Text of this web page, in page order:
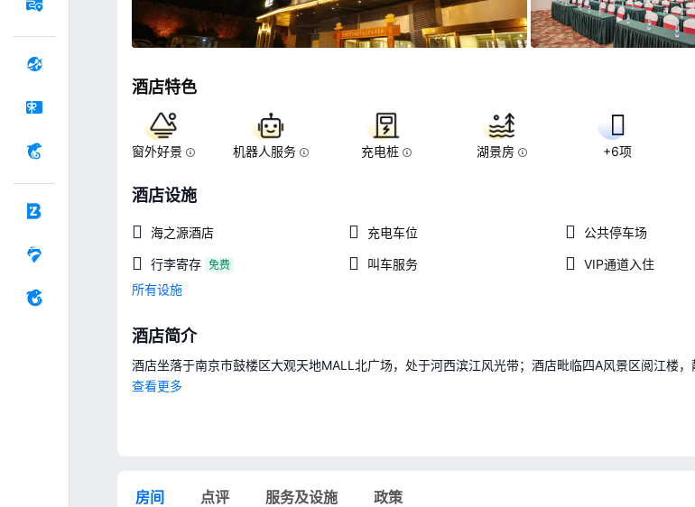
酒店特色
窗外好景 机器人服务 充电桩 湖景房 +6项
酒店设施
海之源酒店 充电车位 公共停车场
行李寄存 免费 叫车服务
VIP通道入住
所有设施
酒店简介
酒店坐落于南京市鼓楼区大观天地MALL北广场，处于河西滨江风光带；酒店毗临四A风景区阅江楼
宫、渡江纪念碑等近在咫尺；步行可至南京长江大桥、中山码头，旅游观光及交通便捷。距地铁5号线
查看更多
房间 点评 服务及设施 政策